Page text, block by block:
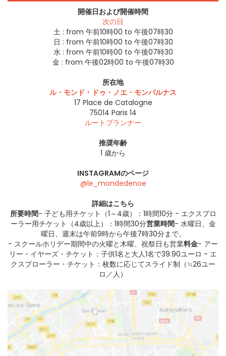
開催日および開催時間
次の日
土 : from 午前10時00 to 午後07時30
日 : from 午前10時00 to 午後07時30
水 : from 午前10時00 to 午後07時30
金 : from 午後02時00 to 午後07時30
所在地
ル・モンド・ドゥ・ノエ・モンパルナス
17 Place de Catalogne
75014 Paris 14
ルートプランナー
推奨年齢
1 歳から
INSTAGRAMのページ
@le_mondedenoe
詳細はこちら
所要時間- 子ども用チケット（1～4歳）：1時間10分 - エクスプロ
ーラー用チケット（4歳以上）：1時間30分営業時間- 水曜日、金
曜日、週末は午前9時から午後7時30分まで。
- スクールホリデー期間中の火曜と木曜、祝祭日も営業料金- アー
リー・イヤーズ・チケット：子供1名と大人1名で39.90ユーロ - エ
クスプローラー・チケット：枚数に応じてスライド制（≒26ユー
ロ／人）